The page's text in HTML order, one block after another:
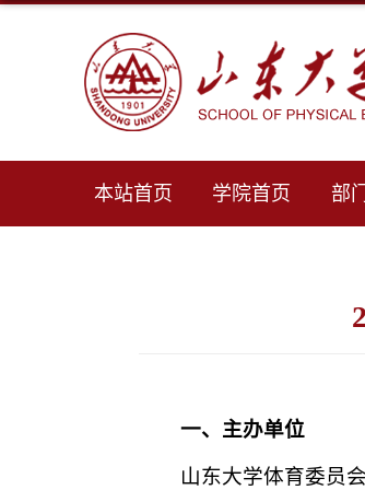
本站首页 学院首页 部
一、主办单位
山东大学体育委员会